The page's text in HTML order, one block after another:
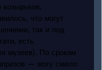
козырьков,
что могут
так и под
есть
музеев). По срокам
— могу смело